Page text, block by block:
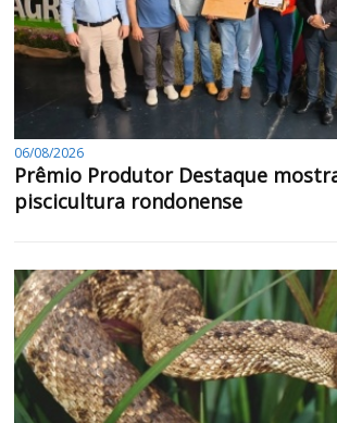
06/08/2026
Prêmio Produtor Destaque
piscicultura rondonense